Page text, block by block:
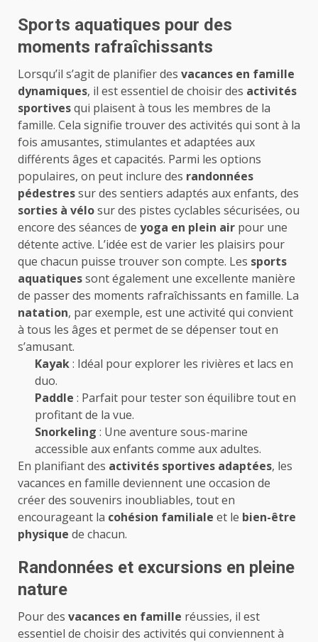
Sports aquatiques pour des
moments rafraîchissants
Lorsqu’il s’agit de planifier des vacances en famille
dynamiques, il est essentiel de choisir des activités
sportivesqui plaisent à tous les membres de la
famille. Cela signifie trouver des activités qui sont à la
fois amusantes, stimulantes et adaptées aux
différents âges et capacités. Parmi les options
populaires, on peut inclure des randonnées
pédestressur des sentiers adaptés aux enfants, des
sorties à vélosur des pistes cyclables sécurisées, ou
encore des séances de yoga en plein air pour une
détente active. L’idée est de varier les plaisirs pour
que chacun puisse trouver son compte. Les sports
aquatiquessont également une excellente manière
de passer des moments rafraîchissants en famille. La
natation, par exemple, est une activité qui convient
à tous les âges et permet de se dépenser tout en
s’amusant.
Kayak: Idéal pour explorer les rivières et lacs en
duo.
Paddle : Parfait pour tester son équilibre tout en
profitant de la vue.
Snorkeling : Une aventure sous-marine
accessible aux enfants comme aux adultes.
En planifiant des activités sportives adaptées, les
vacances en famille deviennent une occasion de
créer des souvenirs inoubliables, tout en
encourageant la cohésion familiale et le bien-être
physique de chacun.
Randonnées et excursions en pleine
nature
Pour des vacances en famille réussies, il est
essentiel de choisir des activités qui conviennent à